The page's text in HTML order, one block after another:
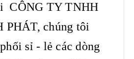
CÔNG TY TNHH
chúng tôi
sỉ - lẻ các dòng